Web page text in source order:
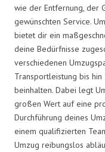
wie der Entfernung, der
gewünschten Service.
bietet dir ein
deine Bedürfnisse
verschiedenen
Transportleistung bis
beinhalten. Dabei legt
großen Wert auf eine
Durchführung deines
einem qualifizierten
Umzug reibungslos